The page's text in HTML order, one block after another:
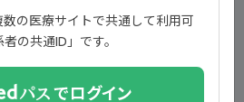
の医療サイトで共通して利用可
の共通ID」です。